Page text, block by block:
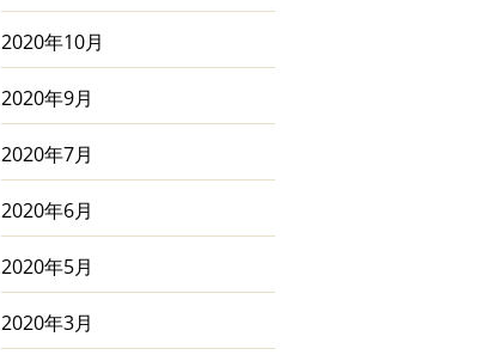
2020年10月
2020年9月
2020年7月
2020年6月
2020年5月
2020年3月